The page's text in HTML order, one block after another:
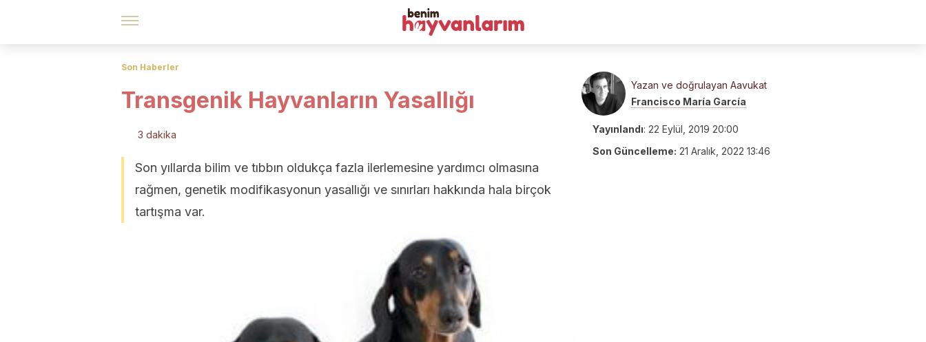
Son Haberler
Transgenik Hayvanların Yasallığı
3 dakika
Son yıllarda bilim ve tıbbın oldukça fazla ilerlemesine yardımcı olmasına
rağmen, genetik modifikasyonun yasallığı ve sınırları hakkında hala birçok
tartışma var.
Yazan ve doğrulayan Aavukat
Francisco María García
Yayınlandı: 22 Eylül, 2019 20:00
Son Güncelleme: 21 Aralık, 2022 13:46